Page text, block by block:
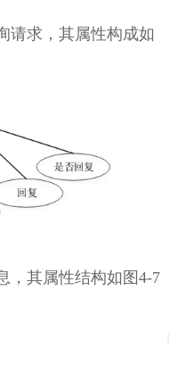
请求，其属性构成如
，其属性结构如图4-7